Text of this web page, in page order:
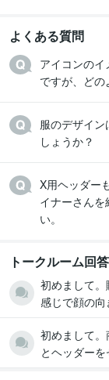
よくある質問
アイコンの
ですが、どの
服のデザイ
しょうか？
X用ヘッダー
イナーさん
い。
トークルーム回
初めまして
感じで顔の
初めまして
とヘッダー